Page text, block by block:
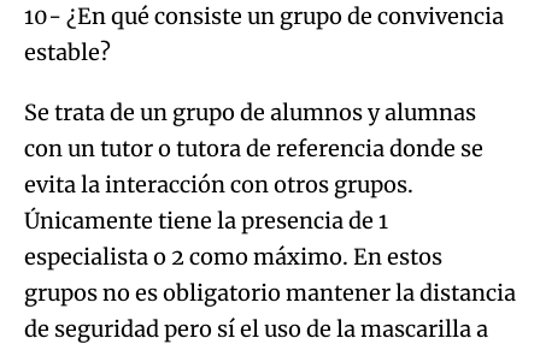
10- ¿En qué consiste un grupo de convivencia
estable?
Se trata de un grupo de alumnos y alumnas
con un tutor o tutora de referencia donde se
evita la interacción con otros grupos.
Únicamente tiene la presencia de 1
especialista o 2 como máximo. En estos
grupos no es obligatorio mantener la distancia
de seguridad pero sí el uso de la mascarilla a